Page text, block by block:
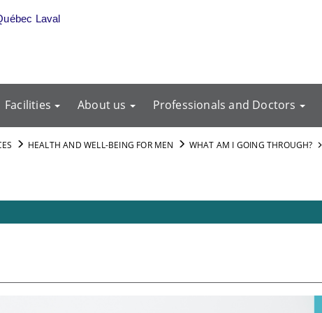
Laval
Facilities About us Professionals and Doctors
HEALTH AND WELL-BEING FOR MEN WHAT AM I GOING THROUGH?